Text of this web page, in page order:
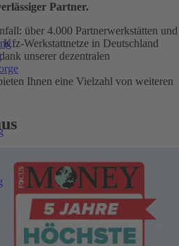
Partner.
über 4.000 Partnerwerkstätten und
Kfz-Werkstattnetze in Deutschland
unserer dezentralen
Ihnen eine Vielzahl von weiteren